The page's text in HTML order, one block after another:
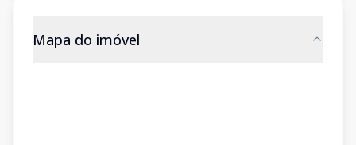
Mapa do imóvel